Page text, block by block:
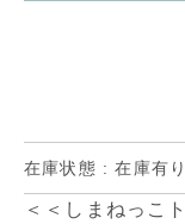
在庫状態 : 在庫有り
＜＜しまねっこ